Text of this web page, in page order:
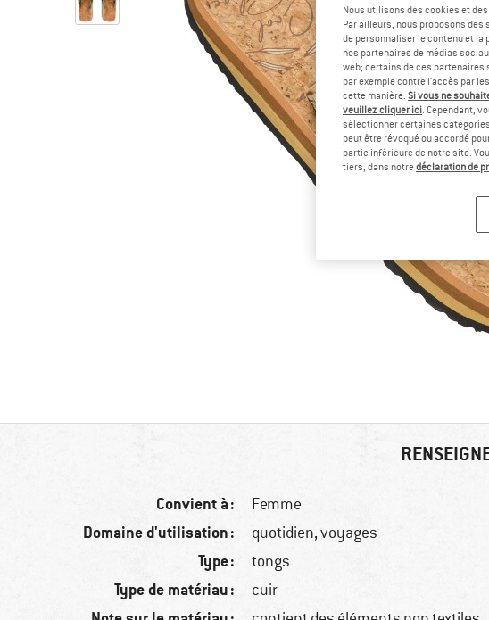
Convient à : Femme
Domaine d'utilisation : quotidien, voyages
Type : tongs
Type de matériau : cuir
Nous utilisons des cookies et
Par ailleurs, nous proposons
de personnaliser le contenu et la
nos partenaires de médias
web; certains de ces
par exemple contre l'accès par
cette manière. Si vous ne
veuillez cliquer ici. Cependant,
sélectionner certaines
peut être révoqué ou accordé
partie inférieure de notre site.
tiers, dans notredéclaration de